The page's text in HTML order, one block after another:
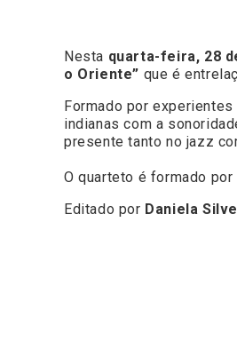
Nesta quarta-feira, 28
o Oriente” que é
Formado por
indianas com a
presente tanto no jazz
O quarteto é formado por
Editado por Daniela